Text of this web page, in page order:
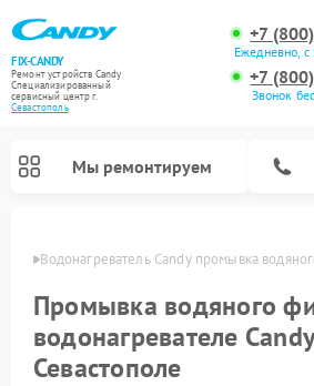
FIX-CANDY
Ремонт устройств Candy
Специализированный
cервисный центр г.
Севастополь
+7
Ежедневно,
+7
Звонок
Мы ремонтируем
Водонагреватель Candy промывка
Промывка водяного
водонагревателе
Севастополе